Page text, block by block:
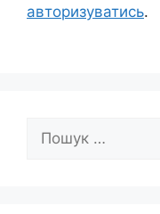
авторизуватись.